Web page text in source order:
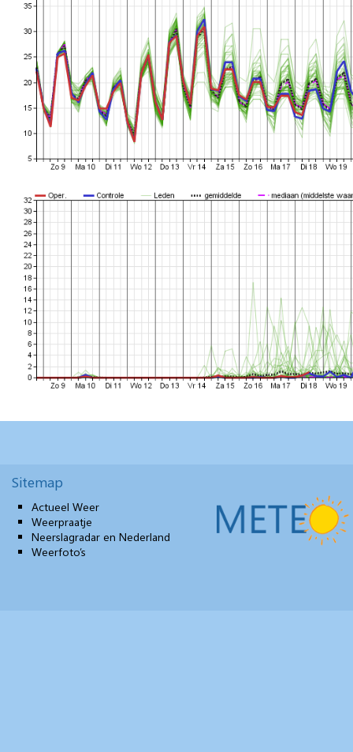
Sitemap
Actueel Weer
Weerpraatje
Neerslagradar en Nederland
Weerfoto’s